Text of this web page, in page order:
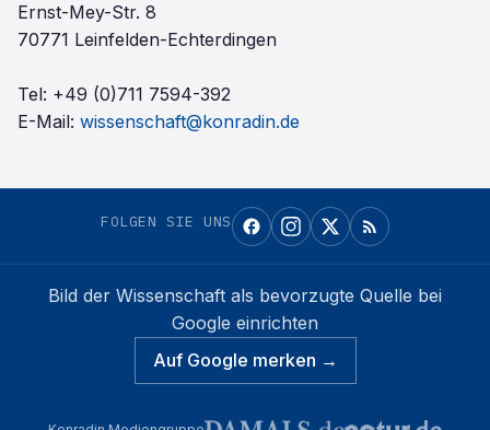
Ernst-Mey-Str. 8
70771 Leinfelden-Echterdingen
Tel: +49 (0)711 7594-392
E-Mail: wissenschaft@konradin.de
FOLGEN SIE UNS
Bild der Wissenschaft als bevorzugte Quelle bei
Google einrichten
Auf Google merken →